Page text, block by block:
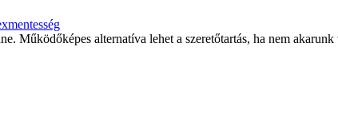
Működőképes alternatíva lehet a szeretőtartás, ha nem